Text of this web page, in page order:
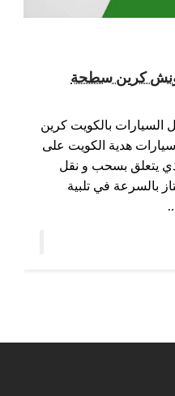
/ 65557275 / ونش كرين سطحة
بالكويت كرين
هدية الكويت على
يتعلق بسحب و نقل
بالسرعة في تلبية